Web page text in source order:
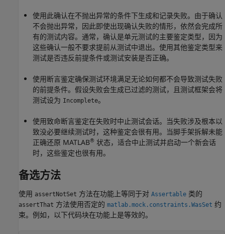
使用此确认在不抛出异常的条件下生成和记录失败。由于确认
不会抛出异常，因此即使出现确认失败的情形，依然会完成所
有的测试内容。通常，确认是单元测试的主要鉴定类型，因为
这些确认一般不要求提前从测试中退出。使用其他鉴定类型来
测试是否违反前提条件或测试安装是否正确。
使用断言鉴定确保测试环境满足无论如何都不会导致测试失败
的前提条件。假设失败会生成已过滤的测试，且测试框架会将
测试设为 Incomplete。
使用致命断言鉴定在失败时中止测试会话。当失败涉及根本以
致没必要继续测试时，这种鉴定会很有用。当脚手架拆解未能
正确还原 MATLAB® 状态，适合中止测试并启动一个新会话
时，这些鉴定也很有用。
备选方法
使用 assertNotSet 方法在功能上等同于对 Assertable 类的
assertThat 方法使用否定的 matlab.mock.constraints.WasSet 约
束。例如，以下代码块在功能上是等效的。